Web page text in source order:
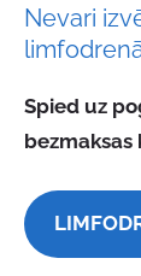
Nevari
Spied uz